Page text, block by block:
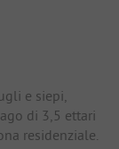
e siepi,
di 3,5 ettari
residenziale.